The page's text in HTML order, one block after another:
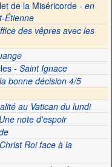
de la Miséricorde - en
Étienne
des vêpres avec les
- Saint Ignace
bonne décision 4/5
au Vatican du lundi
note d'espoir
Roi face à la